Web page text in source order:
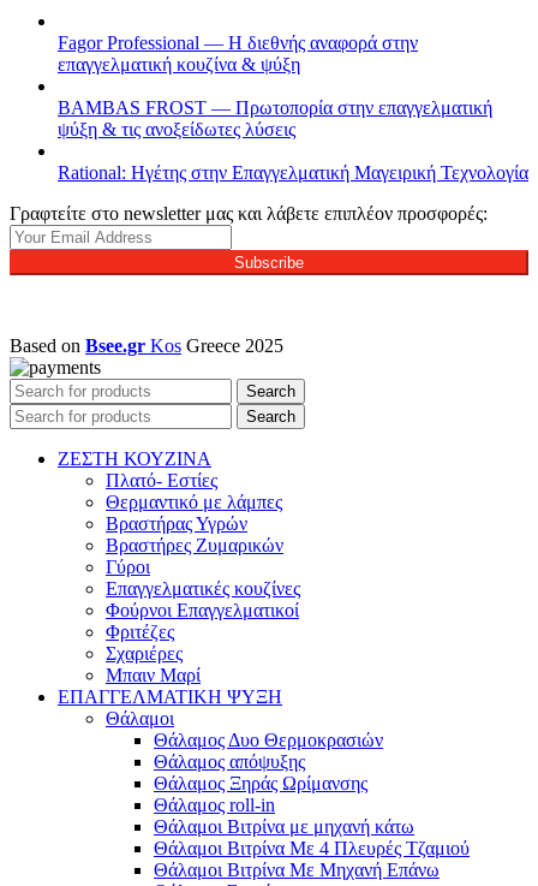
Fagor Professional — Η διεθνής αναφορά στην
επαγγελματική κουζίνα & ψύξη
BAMBAS FROST — Πρωτοπορία στην επαγγελματική
ψύξη & τις ανοξείδωτες λύσεις
Rational: Ηγέτης στην Επαγγελματική Μαγειρική Τεχνολογία
Γραφτείτε στο newsletter μας και λάβετε επιπλέον προσφορές:
Subscribe
Based on Bsee.gr Kos Greece 2025
Search
Search
ΖΕΣΤΗ ΚΟΥΖΙΝΑ
Πλατό- Εστίες
Θερμαντικό με λάμπες
Βραστήρας Υγρών
Βραστήρες Ζυμαρικών
Γύροι
Επαγγελματικές κουζίνες
Φούρνοι Επαγγελματικοί
Φριτέζες
Σχαριέρες
Μπαιν Μαρί
ΕΠΑΓΓΕΛΜΑΤΙΚΗ ΨΥΞΗ
Θάλαμοι
Θάλαμος Δυο Θερμοκρασιών
Θάλαμος απόψυξης
Θάλαμος Ξηράς Ωρίμανσης
Θάλαμος roll-in
Θάλαμοι Βιτρίνα με μηχανή κάτω
Θάλαμοι Βιτρίνα Με 4 Πλευρές Τζαμιού
Θάλαμοι Βιτρίνα Με Μηχανή Επάνω